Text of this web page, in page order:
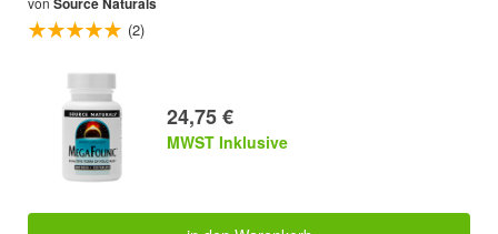
(2)
24,75 €
MWST Inklusive